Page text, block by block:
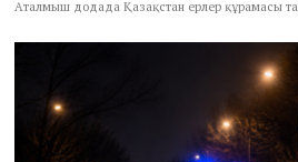
Аталмыш додада Қазақстан ерлер құрамасы